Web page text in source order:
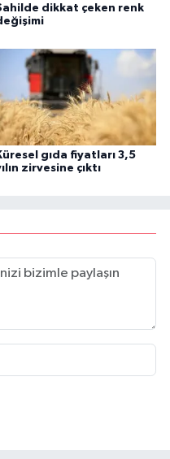
dikkat çeken renk
gıda fiyatları 3,5
zirvesine çıktı